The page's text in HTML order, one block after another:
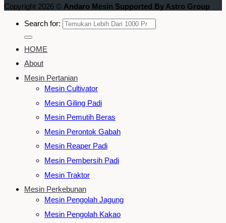
Copyright 2026 © Andaro Mesin Supported By Astro Group
Search for:
HOME
About
Mesin Pertanian
Mesin Cultivator
Mesin Giling Padi
Mesin Pemutih Beras
Mesin Perontok Gabah
Mesin Reaper Padi
Mesin Pembersih Padi
Mesin Traktor
Mesin Perkebunan
Mesin Pengolah Jagung
Mesin Pengolah Kakao